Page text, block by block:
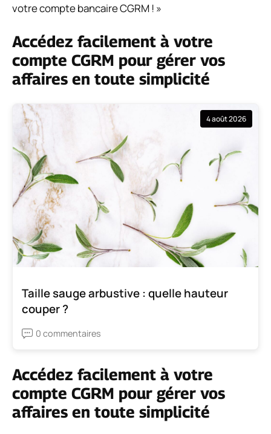
votre compte bancaire CGRM ! »
Accédez facilement à votre
compte CGRM pour gérer vos
affaires en toute simplicité
4 août 2026
Taille sauge arbustive : quelle hauteur
couper ?
0 commentaires
Accédez facilement à votre
compte CGRM pour gérer vos
affaires en toute simplicité